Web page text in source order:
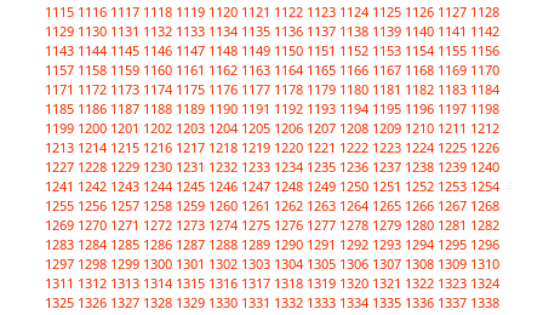
1115 1116 1117 1118 1119 1120 1121 1122 1123 1124 1125 1126 1127 1128
1129 1130 1131 1132 1133 1134 1135 1136 1137 1138 1139 1140 1141 1142
1143 1144 1145 1146 1147 1148 1149 1150 1151 1152 1153 1154 1155 1156
1157 1158 1159 1160 1161 1162 1163 1164 1165 1166 1167 1168 1169 1170
1171 1172 1173 1174 1175 1176 1177 1178 1179 1180 1181 1182 1183 1184
1185 1186 1187 1188 1189 1190 1191 1192 1193 1194 1195 1196 1197 1198
1199 1200 1201 1202 1203 1204 1205 1206 1207 1208 1209 1210 1211 1212
1213 1214 1215 1216 1217 1218 1219 1220 1221 1222 1223 1224 1225 1226
1227 1228 1229 1230 1231 1232 1233 1234 1235 1236 1237 1238 1239 1240
1241 1242 1243 1244 1245 1246 1247 1248 1249 1250 1251 1252 1253 1254
1255 1256 1257 1258 1259 1260 1261 1262 1263 1264 1265 1266 1267 1268
1269 1270 1271 1272 1273 1274 1275 1276 1277 1278 1279 1280 1281 1282
1283 1284 1285 1286 1287 1288 1289 1290 1291 1292 1293 1294 1295 1296
1297 1298 1299 1300 1301 1302 1303 1304 1305 1306 1307 1308 1309 1310
1311 1312 1313 1314 1315 1316 1317 1318 1319 1320 1321 1322 1323 1324
1325 1326 1327 1328 1329 1330 1331 1332 1333 1334 1335 1336 1337 1338